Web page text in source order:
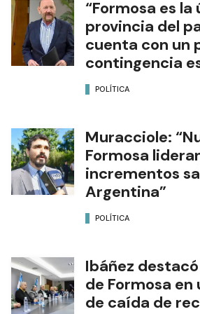
“Formosa es la
provincia del
cuenta con un
contingencia
POLÍTICA
Muracciole:
Formosa
incrementos
Argentina”
POLÍTICA
Ibáñez
de Formosa
de caída de